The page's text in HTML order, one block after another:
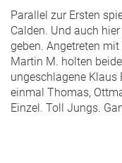
Parallel zur Ersten
Calden. Und auch
geben. Angetreten
Martin M. holten
ungeschlagene
einmal Thomas,
Einzel. Toll Jungs.